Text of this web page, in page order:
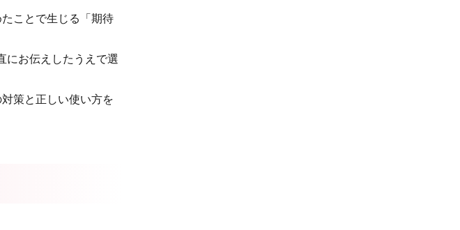
ことで生じる「期待
にお伝えしたうえで選
策と正しい使い方を